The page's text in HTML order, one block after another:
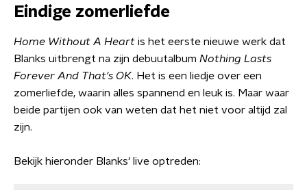
Eindige zomerliefde
Home Without A Heart is het eerste nieuwe werk dat
Blanks uitbrengt na zijn debuutalbum Nothing Lasts
Forever And That's OK. Het is een liedje over een
zomerliefde, waarin alles spannend en leuk is. Maar waar
beide partijen ook van weten dat het niet voor altijd zal
zijn.
Bekijk hieronder Blanks' live optreden: